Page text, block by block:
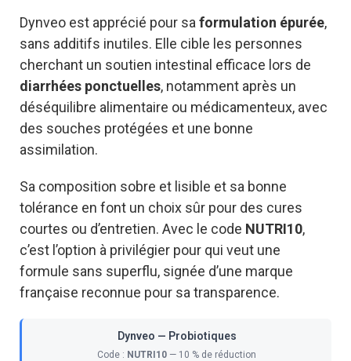
Dynveo est apprécié pour sa formulation épurée,
sans additifs inutiles. Elle cible les personnes
cherchant un soutien intestinal efficace lors de
diarrhées ponctuelles, notamment après un
déséquilibre alimentaire ou médicamenteux, avec
des souches protégées et une bonne
assimilation.
Sa composition sobre et lisible et sa bonne
tolérance en font un choix sûr pour des cures
courtes ou d’entretien. Avec le code NUTRI10,
c’est l’option à privilégier pour qui veut une
formule sans superflu, signée d’une marque
française reconnue pour sa transparence.
Dynveo — Probiotiques
Code : NUTRI10 — 10 % de réduction